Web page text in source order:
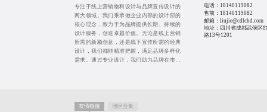
专注于线上营销物料设计与品牌宣传设计的
两大领域。我们秉承做企业内部的设计部的
核心理念，致力于为品牌提供长期、持续的
设计服务，创造卓越价值。无论是线上营销
所需的新颖创意，还是线下宣传所需的经典
设计，我们都能精准把握，满足品牌多样化
需求。通过专业设计，我们助力品牌在市场
电话： 18140119082
售前： 18140119082
邮箱：liujie@cdlchd.com
地址：四川省成都武侯区
路13号1201
友情链接 地区合集